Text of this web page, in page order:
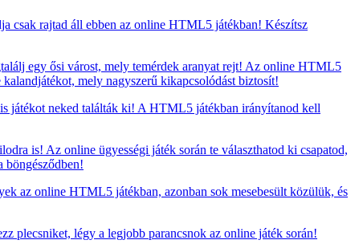
csak rajtad áll ebben az online HTML5 játékban! Készítsz
egy ősi várost, mely temérdek aranyat rejt! Az online HTML5
mely nagyszerű kikapcsolódást biztosít!
játékot neked találták ki! A HTML5 játékban irányítanod kell
is! Az online ügyességi játék során te választhatod ki csapatod,
böngésződben!
az online HTML5 játékban, azonban sok mesebesült közülük, és
plecsniket, légy a legjobb parancsnok az online játék során!